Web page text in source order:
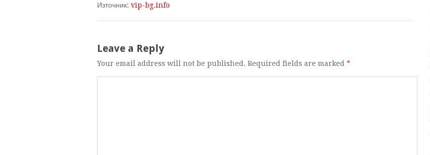
Източник: vip-bg.info
Leave a Reply
Your email address will not be published. Required fields are marked *